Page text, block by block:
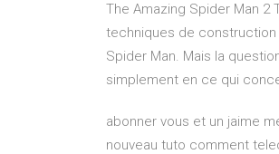
The Amazing Spider Man 2
techniques de construction
Spider Man. Mais la
simplement en ce qui
abonner vous et un jaime
nouveau tuto comment